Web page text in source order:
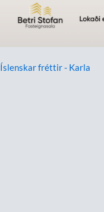
Íslenskar fréttir - Karla